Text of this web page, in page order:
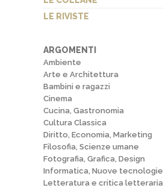
LE RIVISTE
ARGOMENTI
Ambiente
Arte e Architettura
Bambini e ragazzi
Cinema
Cucina, Gastronomia
Cultura Classica
Diritto, Economia, Marketing
Filosofia, Scienze umane
Fotografia, Grafica, Design
Informatica, Nuove tecnologie
Letteratura e critica letteraria